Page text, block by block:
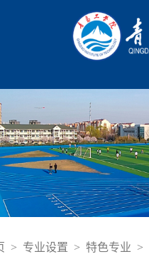
> 专业设置 > 特色专业 >